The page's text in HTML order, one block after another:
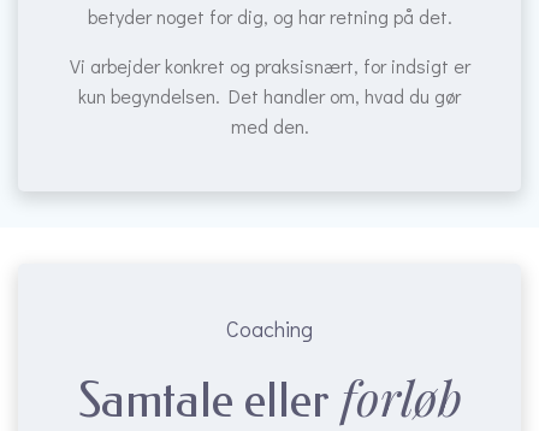
betyder noget for dig, og har retning på det.
Vi arbejder konkret og praksisnært, for indsigt er
kun begyndelsen. Det handler om, hvad du gør
med den.
Coaching
Samtale eller forløb